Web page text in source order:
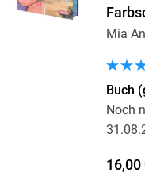
Mia
Buch
Noch
16,00